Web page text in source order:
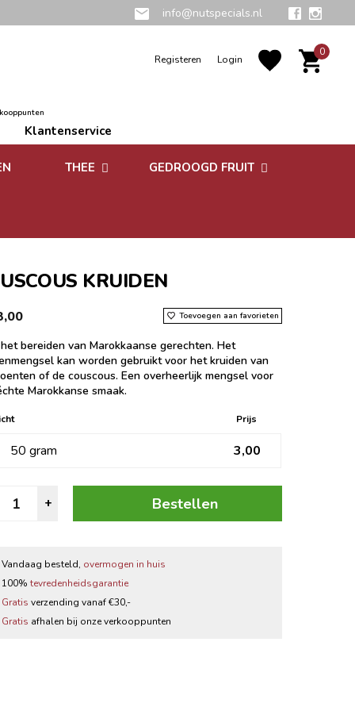
info@nutspecials.nl
0
Registeren Login
Klantenservice
THEE
Kruidenthee
Rooibos thee
Witte thee
Zwarte thee
GEDROOGD FRUIT
Superfoods
KRUIDEN
Toevoegen aan favorieten
bereiden van Marokkaanse gerechten. Het
kan worden gebruikt voor het kruiden van
of de couscous. Een overheerlijk mengsel voor
Marokkanse smaak.
Prijs
50 gram 3,00
Couscous
Kruiden
+ Bestellen
Vandaag besteld, overmogen in huis
100%tevredenheidsgarantie
Gratis verzending vanaf €30,-
Gratis afhalen bij onze verkooppunten